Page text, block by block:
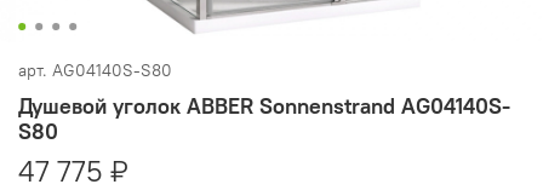
арт. AG04140S-S80
Душевой уголок ABBER Sonnenstrand AG04140S-
S80
47 775 ₽